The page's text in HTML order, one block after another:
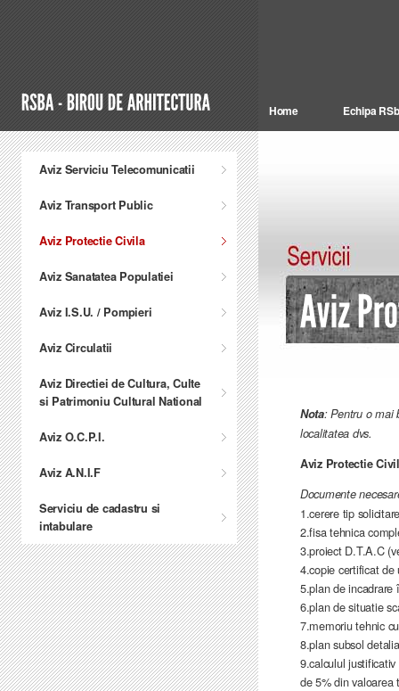
Home Echipa
Aviz Serviciu Telecomunicatii
Aviz Transport Public
Aviz Protectie Civila
Aviz Sanatatea Populatiei
Aviz I.S.U. / Pompieri
Aviz Circulatii
Aviz Directiei de Cultura, Culte
si Patrimoniu Cultural National
Aviz O.C.P.I.
Aviz A.N.I.F
Serviciu de cadastru si
intabulare
Nota: Pentru o mai
localitatea dvs.
Aviz Protectie
Documente
1.cerere tip
2.fisa tehnica
3.proiect D.T.A.C
4.copie certificat
5.plan de incadrare
6.plan de situatie
7.memoriu tehnic
8.plan subsol
9.calculul
de 5% din valoarea